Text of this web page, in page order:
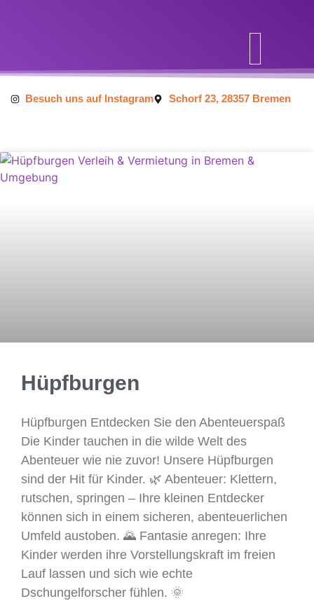
Besuch uns auf Instagram Schorf 23, 28357 Bremen
Hüpfburgen
Hüpfburgen Entdecken Sie den Abenteuerspaß
Die Kinder tauchen in die wilde Welt des
Abenteuer wie nie zuvor! Unsere Hüpfburgen
sind der Hit für Kinder. 🌿 Abenteuer: Klettern,
rutschen, springen – Ihre kleinen Entdecker
können sich in einem sicheren, abenteuerlichen
Umfeld austoben. 🌄 Fantasie anregen: Ihre
Kinder werden ihre Vorstellungskraft im freien
Lauf lassen und sich wie echte
Dschungelforscher fühlen. 🌞